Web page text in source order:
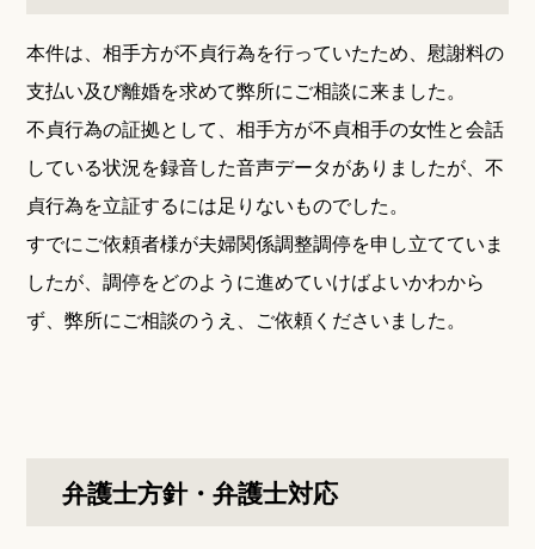
本件は、相手方が不貞行為を行っていたため、慰謝料の
支払い及び離婚を求めて弊所にご相談に来ました。
不貞行為の証拠として、相手方が不貞相手の女性と会話
している状況を録音した音声データがありましたが、不
貞行為を立証するには足りないものでした。
すでにご依頼者様が夫婦関係調整調停を申し立てていま
したが、調停をどのように進めていけばよいかわから
ず、弊所にご相談のうえ、ご依頼くださいました。
弁護士方針・弁護士対応